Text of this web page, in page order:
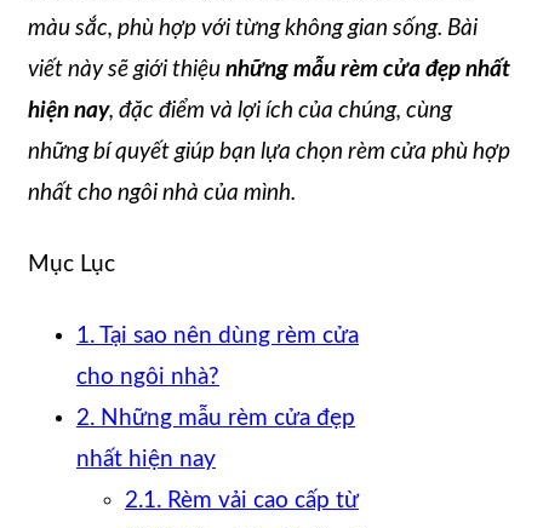
màu sắc, phù hợp với từng không gian sống. Bài
viết này sẽ giới thiệu những mẫu rèm cửa đẹp nhất
hiện nay, đặc điểm và lợi ích của chúng, cùng
những bí quyết giúp bạn lựa chọn rèm cửa phù hợp
nhất cho ngôi nhà của mình.
Mục Lục
1. Tại sao nên dùng rèm cửa
cho ngôi nhà?
2. Những mẫu rèm cửa đẹp
nhất hiện nay
2.1. Rèm vải cao cấp từ